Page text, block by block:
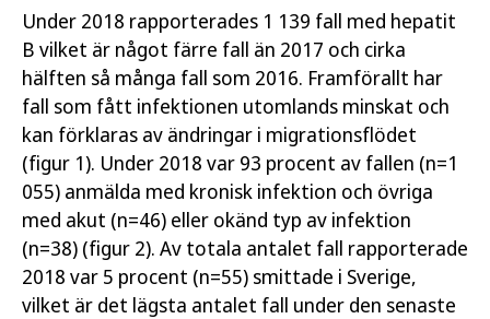
Under 2018 rapporterades 1 139 fall med hepatit
B vilket är något färre fall än 2017 och cirka
hälften så många fall som 2016. Framförallt har
fall som fått infektionen utomlands minskat och
kan förklaras av ändringar i migrationsflödet
(figur 1). Under 2018 var 93 procent av fallen (n=1
055) anmälda med kronisk infektion och övriga
med akut (n=46) eller okänd typ av infektion
(n=38) (figur 2). Av totala antalet fall rapporterade
2018 var 5 procent (n=55) smittade i Sverige,
vilket är det lägsta antalet fall under den senaste